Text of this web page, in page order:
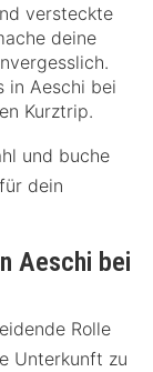
versteckte
deine
in Aeschi bei
Kurztrip.
und buche
dein
Aeschi bei
Rolle
Unterkunft zu